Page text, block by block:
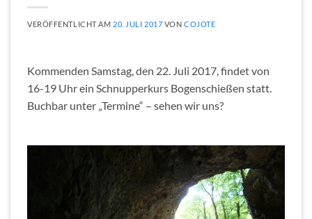
VERÖFFENTLICHT AM 20. JULI 2017 VONCOJOTE
Kommenden Samstag, den 22. Juli 2017, findet von
16-19 Uhr ein Schnupperkurs Bogenschießen statt.
Buchbar unter „Termine“ – sehen wir uns?